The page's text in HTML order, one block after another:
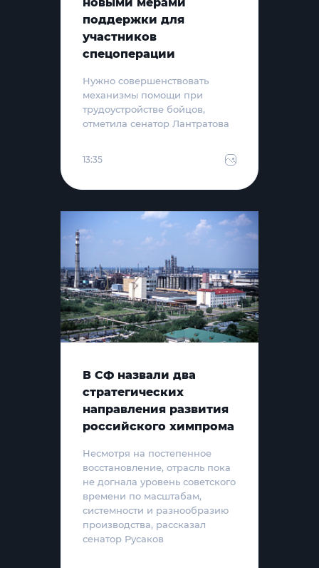
поддержки для
участников
спецоперации
Нужно совершенствовать
механизмы помощи при
трудоустройстве бойцов,
отметила сенатор Лантратова
13:35
В СФ назвали два
стратегических
направления развития
российского химпрома
Несмотря на постепенное
восстановление, отрасль пока
не догнала уровень советского
времени по масштабам,
системности и разнообразию
производства, рассказал
сенатор Русаков